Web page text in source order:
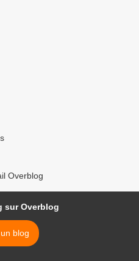
Overblog
sur Overblog
blog